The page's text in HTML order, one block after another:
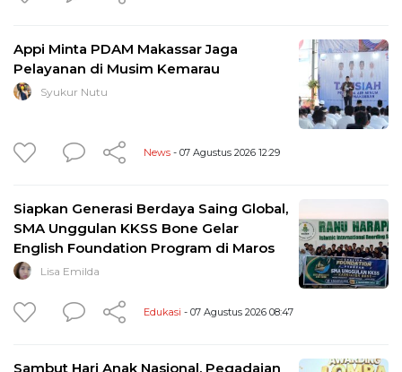
Appi Minta PDAM Makassar Jaga
Pelayanan di Musim Kemarau
Syukur Nutu
News - 07 Agustus 2026 12:29
Siapkan Generasi Berdaya Saing Global,
SMA Unggulan KKSS Bone Gelar
English Foundation Program di Maros
Lisa Emilda
Edukasi - 07 Agustus 2026 08:47
Sambut Hari Anak Nasional, Pegadaian